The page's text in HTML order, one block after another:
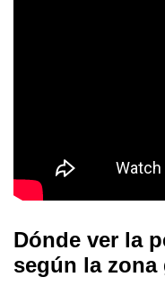
Dónde ver la
según la zona